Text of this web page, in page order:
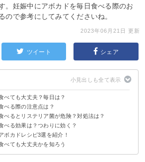
。妊娠中にアボカドを毎日食べる際のお
ので参考にしてみてくださいね。
2023年06月21日 更新
ツイート シェア
べても大丈夫？毎日は？
（妊婦）でも食べて大丈夫
日食べる際は量に注意
べる際の注意点は？
目安
注意する
意する
べるとリステリア菌が危険？対処法は？
テリア菌の危険は小さい
加熱する
よく洗う
わらず早めに食べる
ば医師に相談しよう
べる効果は？つわりに効く？
ボカドレシピ3選を紹介！
サラダ
べても大丈夫かを知ろう